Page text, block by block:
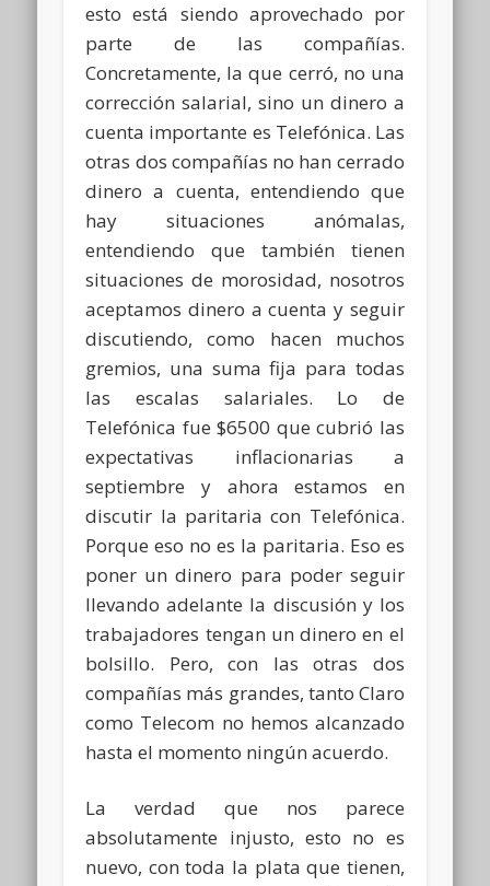
esto está siendo aprovechado por
parte de las compañías.
Concretamente, la que cerró, no una
corrección salarial, sino un dinero a
cuenta importante es Telefónica. Las
otras dos compañías no han cerrado
dinero a cuenta, entendiendo que
hay situaciones anómalas,
entendiendo que también tienen
situaciones de morosidad, nosotros
aceptamos dinero a cuenta y seguir
discutiendo, como hacen muchos
gremios, una suma fija para todas
las escalas salariales. Lo de
Telefónica fue $6500 que cubrió las
expectativas inflacionarias a
septiembre y ahora estamos en
discutir la paritaria con Telefónica.
Porque eso no es la paritaria. Eso es
poner un dinero para poder seguir
llevando adelante la discusión y los
trabajadores tengan un dinero en el
bolsillo. Pero, con las otras dos
compañías más grandes, tanto Claro
como Telecom no hemos alcanzado
hasta el momento ningún acuerdo.
La verdad que nos parece
absolutamente injusto, esto no es
nuevo, con toda la plata que tienen,